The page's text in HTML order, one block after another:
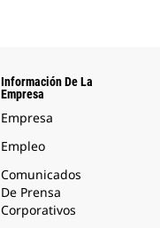
Información De La
Empresa
Empresa
Empleo
Comunicados
De Prensa
Corporativos